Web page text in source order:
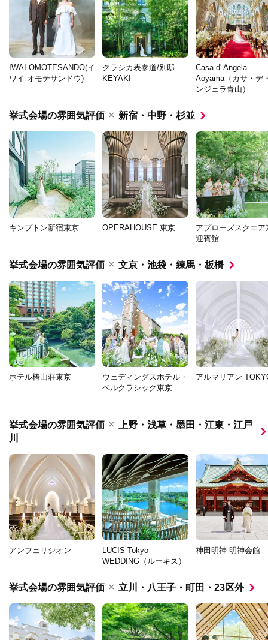
IWAI OMOTESANDO(イ
ワイ オモテサンドウ)
クラシカ表参道/別邸
KEYAKI
Casa d' Angela
Aoyama（カサ・デ
ンジェラ青山）
挙式会場の雰囲気評価 × 新宿・中野・杉並
キンプトン新宿東京 OPERAHOUSE 東京
アプローズスクエア
迎賓館
挙式会場の雰囲気評価 × 文京・池袋・練馬・板橋
ホテル椿山荘東京
ウェディングスホテル・
ベルクラシック東京
アルマリアン
挙式会場の雰囲気評価 ×
上野・浅草・墨田・江東・江戸
川
アンフェリシオン
LUCIS Tokyo
WEDDING（ルーキス）
神田明神 明神会館
挙式会場の雰囲気評価 × 立川・八王子・町田・23区外